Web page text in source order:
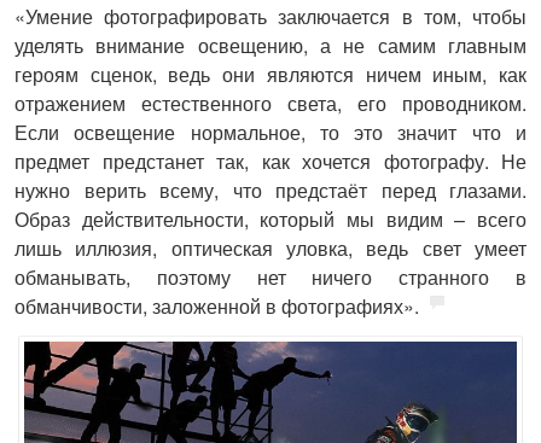
«Умение фотографировать заключается в том, чтобы
уделять внимание освещению, а не самим главным
героям сценок, ведь они являются ничем иным, как
отражением естественного света, его проводником.
Если освещение нормальное, то это значит что и
предмет предстанет так, как хочется фотографу. Не
нужно верить всему, что предстаёт перед глазами.
Образ действительности, который мы видим – всего
лишь иллюзия, оптическая уловка, ведь свет умеет
обманывать, поэтому нет ничего странного в
обманчивости, заложенной в фотографиях».